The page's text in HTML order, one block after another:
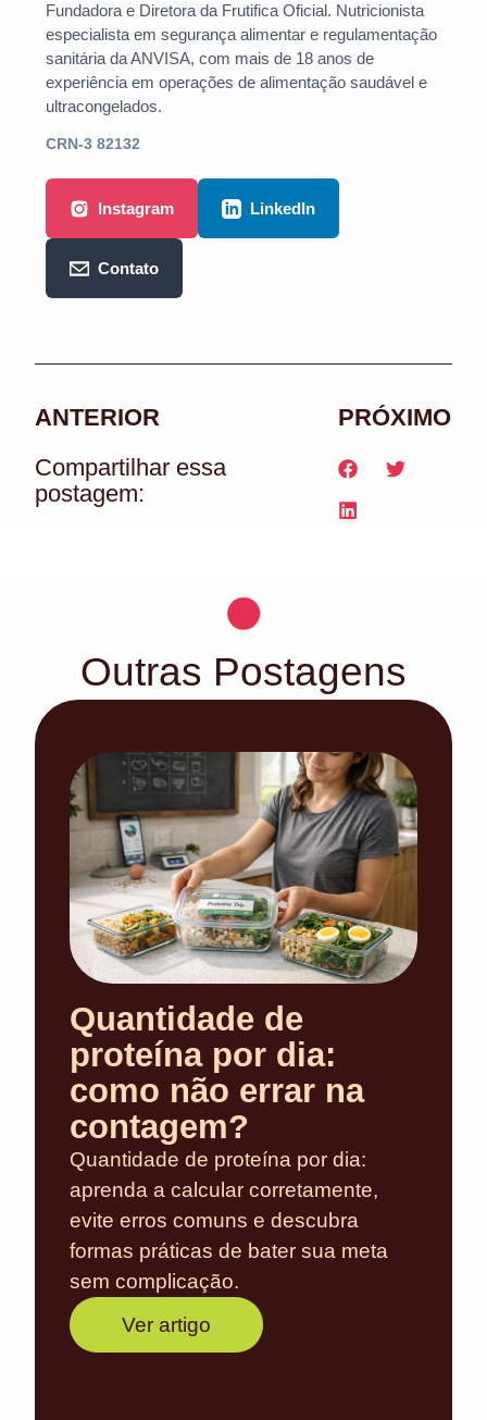
Fundadora e Diretora da Frutifica Oficial. Nutricionista
especialista em segurança alimentar e regulamentação
sanitária da ANVISA, com mais de 18 anos de
experiência em operações de alimentação saudável e
ultracongelados.
CRN-3 82132
Instagram LinkedIn
Contato
ANTERIOR
PRÓXIMO
Compartilhar essa
postagem:
Outras Postagens
Quantidade de
proteína por dia:
como não errar na
contagem?
Quantidade de proteína por dia:
aprenda a calcular corretamente,
evite erros comuns e descubra
formas práticas de bater sua meta
sem complicação.
Ver artigo